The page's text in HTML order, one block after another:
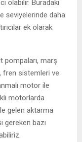
olabilir. Buradaki
seviyelerinde daha
ek olarak
pompaları, marş
fren sistemleri ve
motor ile
motorlarda
gelen aktarma
gereken bazı